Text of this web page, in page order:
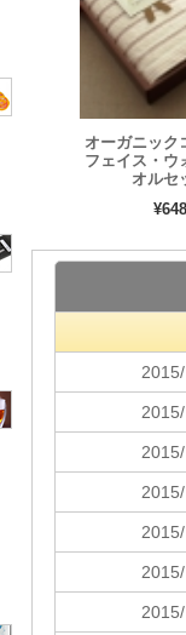
オーガニッ
フェイス・ウ
オルセ
¥648